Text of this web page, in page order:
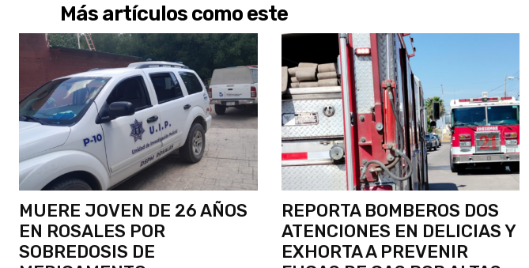
Más artículos como este
MUERE JOVEN DE 26 AÑOS
EN ROSALES POR
SOBREDOSIS DE
REPORTA BOMBEROS DOS
ATENCIONES EN DELICIAS Y
EXHORTA A PREVENIR